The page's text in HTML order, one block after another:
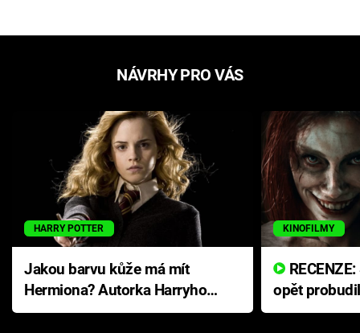
NÁVRHY PRO VÁS
HARRY POTTER
Jakou barvu kůže má mít
Hermiona? Autorka Harryho
Pottera přišla s ráznou
KINOFILMY
opět
přichází s